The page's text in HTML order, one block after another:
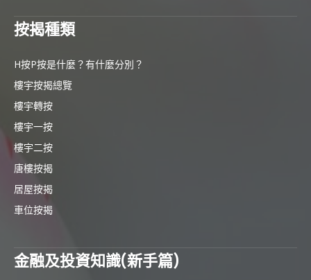
按揭種類
H按P按是什麼？有什麼分別？
樓宇按揭總覽
樓宇轉按
樓宇一按
樓宇二按
唐樓按揭
居屋按揭
車位按揭
金融及投資知識(新手篇)